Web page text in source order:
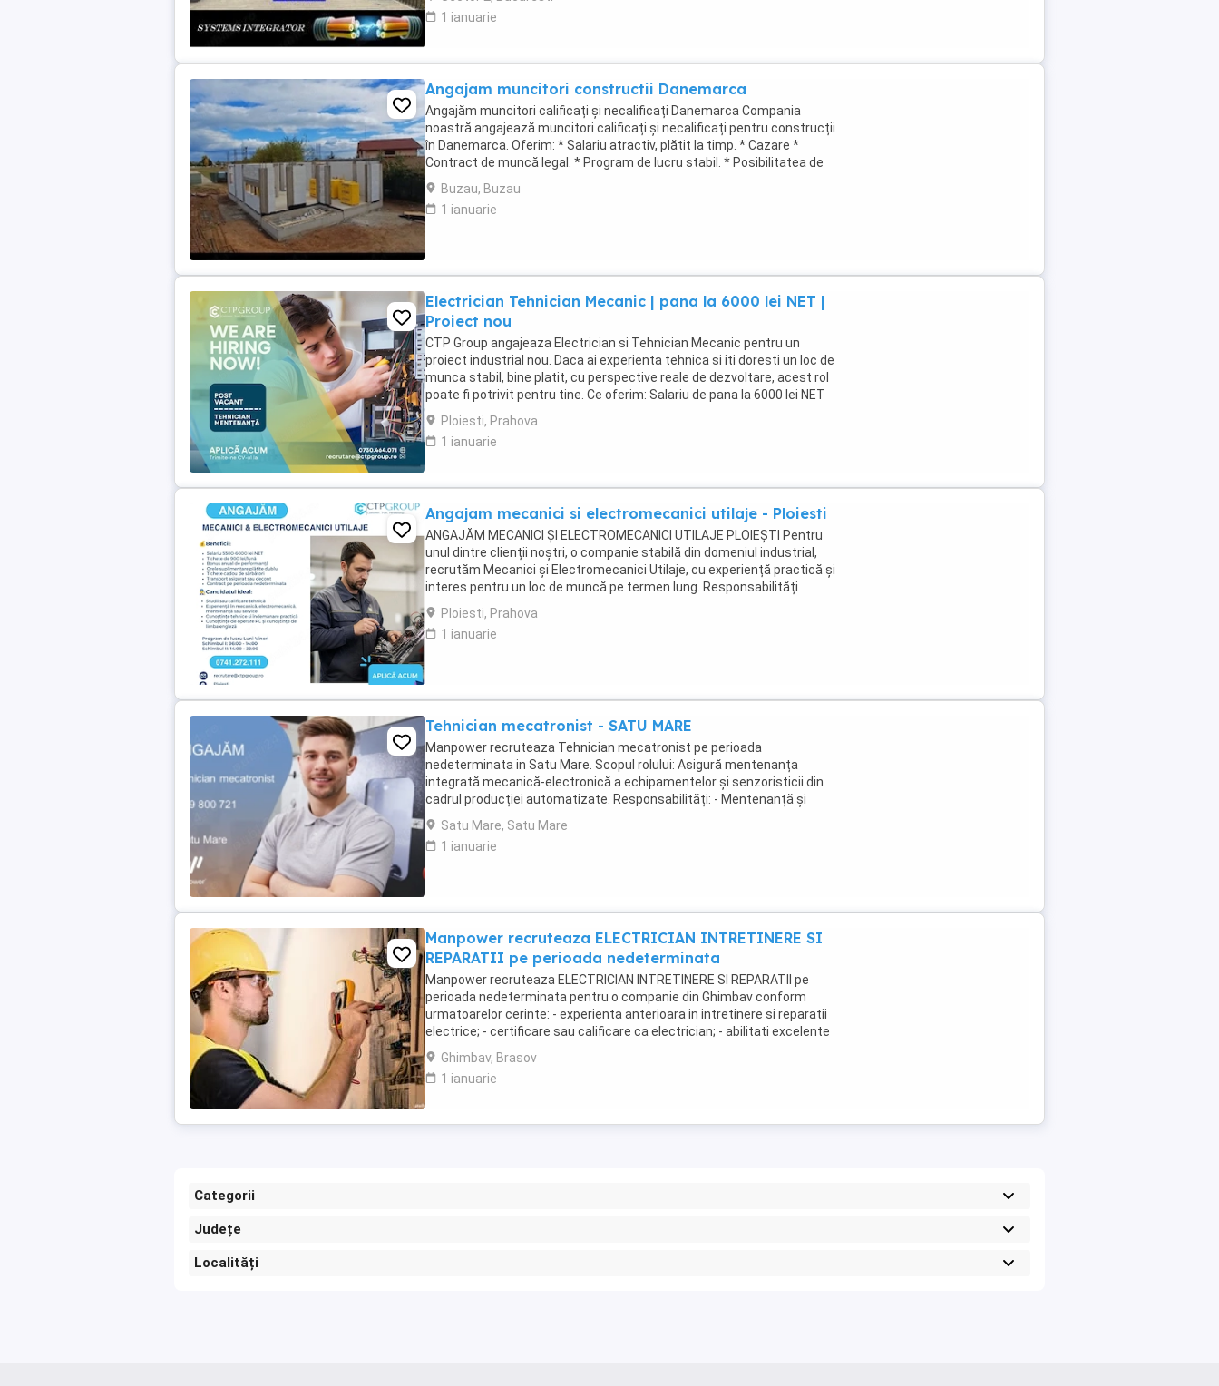
1 ianuarie
Angajam muncitori constructii Danemarca
Angajăm muncitori calificați și necalificați Danemarca Compania
noastră angajează muncitori calificați și necalificați pentru construcții
în Danemarca. Oferim: * Salariu atractiv, plătit la timp. * Cazare *
Contract de muncă legal. * Program de lucru stabil. * Posibilitatea de
ore suplimentare. * ...
Buzau, Buzau
1 ianuarie
Electrician Tehnician Mecanic | pana la 6000 lei NET |
Proiect nou
CTP Group angajeaza Electrician si Tehnician Mecanic pentru un
proiect industrial nou. Daca ai experienta tehnica si iti doresti un loc de
munca stabil, bine platit, cu perspective reale de dezvoltare, acest rol
poate fi potrivit pentru tine. Ce oferim: Salariu de pana la 6000 lei NET
(in functie ...
Ploiesti, Prahova
1 ianuarie
Angajam mecanici si electromecanici utilaje - Ploiesti
ANGAJĂM MECANICI ȘI ELECTROMECANICI UTILAJE PLOIEȘTI Pentru
unul dintre clienții noștri, o companie stabilă din domeniul industrial,
recrutăm Mecanici și Electromecanici Utilaje, cu experiență practică și
interes pentru un loc de muncă pe termen lung. Responsabilități
principale: Identificarea ...
Ploiesti, Prahova
1 ianuarie
Tehnician mecatronist - SATU MARE
Manpower recruteaza Tehnician mecatronist pe perioada
nedeterminata in Satu Mare. Scopul rolului: Asigură mentenanța
integrată mecanică-electronică a echipamentelor și senzoristicii din
cadrul producției automatizate. Responsabilități: - Mentenanță și
diagnoză pe senzori industriali - Parametrizare ...
Satu Mare, Satu Mare
1 ianuarie
Manpower recruteaza ELECTRICIAN INTRETINERE SI
REPARATII pe perioada nedeterminata
Manpower recruteaza ELECTRICIAN INTRETINERE SI REPARATII pe
perioada nedeterminata pentru o companie din Ghimbav conform
urmatoarelor cerinte: - experienta anterioara in intretinere si reparatii
electrice; - certificare sau calificare ca electrician; - abilitati excelente
de diagnosticare si rezolvare ...
Ghimbav, Brasov
1 ianuarie
Categorii
Județe
Localități